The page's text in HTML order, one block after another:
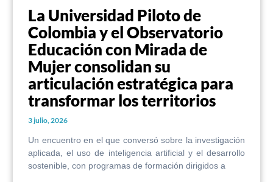
La Universidad Piloto de
Colombia y el Observatorio
Educación con Mirada de
Mujer consolidan su
articulación estratégica para
transformar los territorios
3 julio, 2026
Un encuentro en el que conversó sobre la investigación
aplicada, el uso de inteligencia artificial y el desarrollo
sostenible, con programas de formación dirigidos a